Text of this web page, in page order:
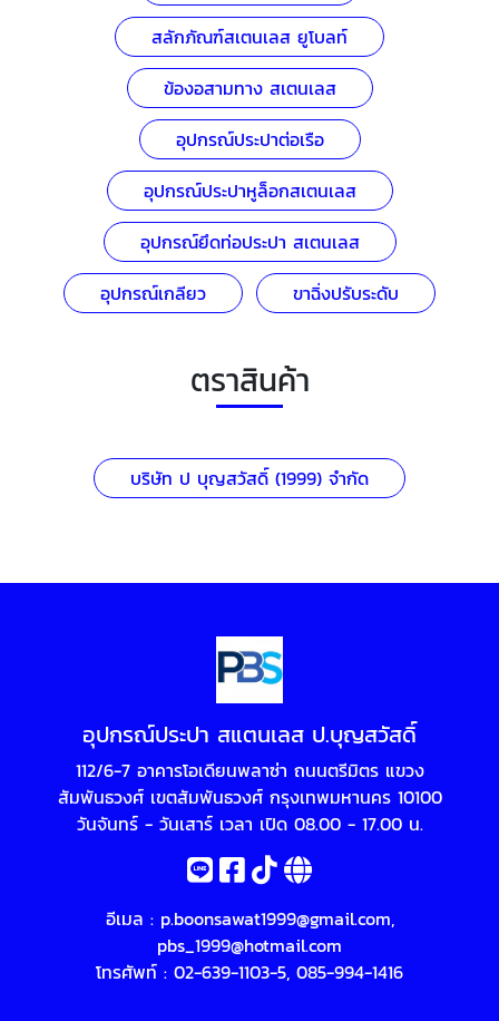
สลักภัณฑ์สเตนเลส ยูโบลท์
ข้องอสามทาง สเตนเลส
อุปกรณ์ประปาต่อเรือ
อุปกรณ์ประปาหูล็อกสเตนเลส
อุปกรณ์ยึดท่อประปา สเตนเลส
อุปกรณ์เกลียว
ขาฉิ่งปรับระดับ
ตราสินค้า
บริษัท ป บุญสวัสดิ์ (1999) จำกัด
อุปกรณ์ประปา สแตนเลส ป.บุญสวัสดิ์
112/6-7 อาคารโอเดียนพลาซ่า ถนนตรีมิตร แขวง
สัมพันธวงศ์ เขตสัมพันธวงศ์ กรุงเทพมหานคร 10100
วันจันทร์ - วันเสาร์ เวลา เปิด 08.00 - 17.00 น.
อีเมล : p.boonsawat1999@gmail.com,
pbs_1999@hotmail.com
โทรศัพท์ : 02-639-1103-5, 085-994-1416